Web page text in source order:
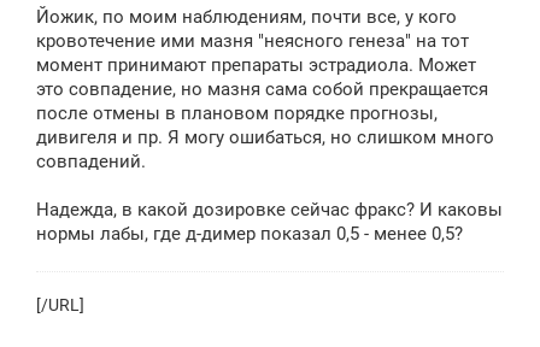
Йожик, по моим наблюдениям, почти все, у кого
кровотечение ими мазня "неясного генеза" на тот
момент принимают препараты эстрадиола. Может
это совпадение, но мазня сама собой прекращается
после отмены в плановом порядке прогнозы,
дивигеля и пр. Я могу ошибаться, но слишком много
совпадений.
Надежда, в какой дозировке сейчас фракс? И каковы
нормы лабы, где д-димер показал 0,5 - менее 0,5?
[/URL]